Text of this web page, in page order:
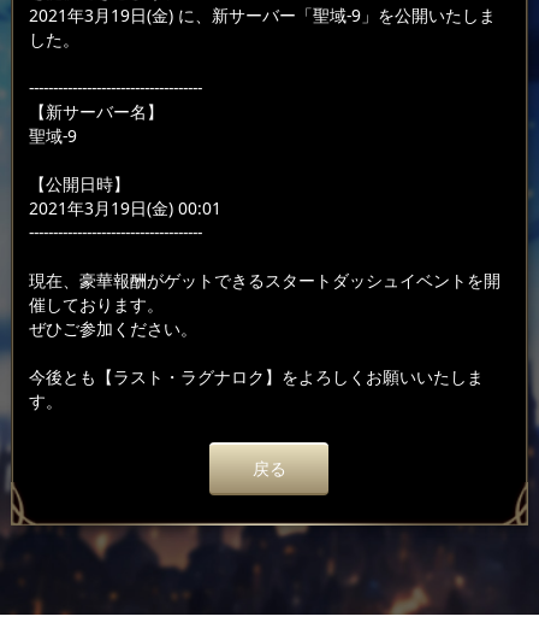
2021年3月19日(金) に、新サーバー「聖域-9」を公開いたしま
した。
------------------------------------
【新サーバー名】
聖域-9
【公開日時】
2021年3月19日(金) 00:01
------------------------------------
現在、豪華報酬がゲットできるスタートダッシュイベントを開
催しております。
ぜひご参加ください。
今後とも【ラスト・ラグナロク】をよろしくお願いいたしま
す。
戻る